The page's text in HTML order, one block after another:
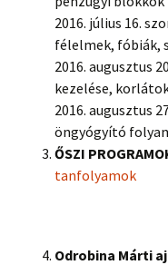
2016. július 16.
félelmek, fóbiák,
2016. augusztus
kezelése,
2016. augusztus
öngyógyító
ŐSZI
tanfolyamok
Odrobina Márti